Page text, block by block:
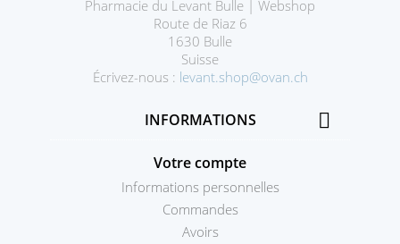
Pharmacie du Levant Bulle | Webshop
Route de Riaz 6
1630 Bulle
Suisse
Écrivez-nous : levant.shop@ovan.ch
INFORMATIONS 
Votre compte
Informations personnelles
Commandes
Avoirs